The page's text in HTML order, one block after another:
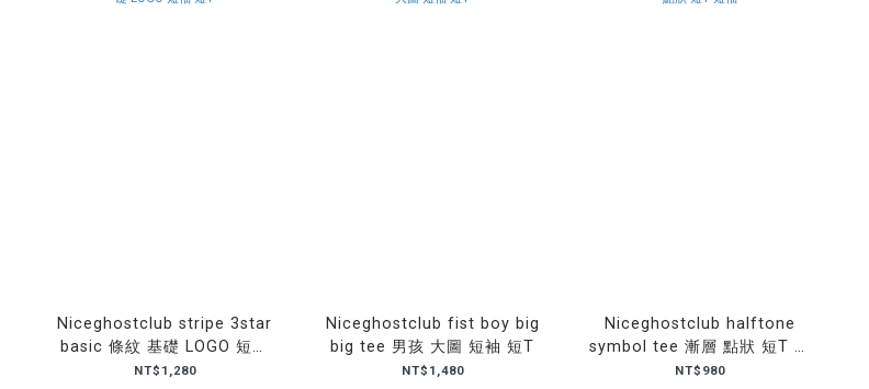
Niceghostclub stripe 3star
basic 條紋 基礎 LOGO 短袖
短T
NT$1,280
Niceghostclub fist boy big
big tee 男孩 大圖 短袖 短T
NT$1,480
Niceghostclub halftone
symbol tee 漸層 點狀 短T 短
袖
NT$980